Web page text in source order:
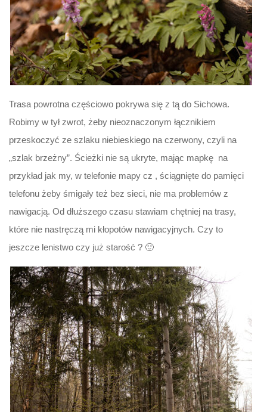
Trasa powrotna częściowo pokrywa się z tą do Sichowa.
Robimy w tył zwrot, żeby nieoznaczonym łącznikiem
przeskoczyć ze szlaku niebieskiego na czerwony, czyli na
„szlak brzeżny”. Ścieżki nie są ukryte, mając mapkę na
przykład jak my, w telefonie mapy cz , ściągnięte do pamięci
telefonu żeby śmigały też bez sieci, nie ma problemów z
nawigacją. Od dłuższego czasu stawiam chętniej na trasy,
które nie nastręczą mi kłopotów nawigacyjnych. Czy to
jeszcze lenistwo czy już starość ? 🙂